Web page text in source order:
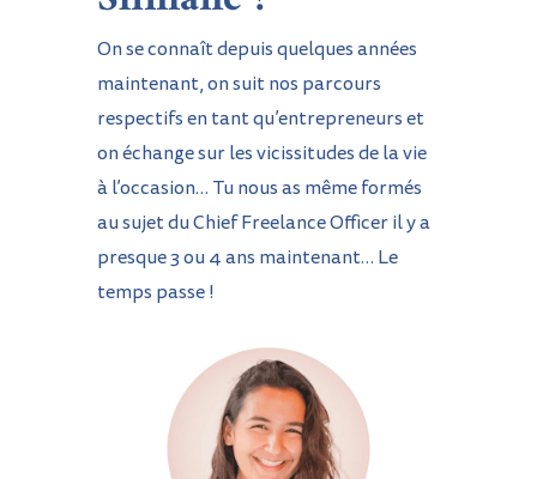
On se connaît depuis quelques années
maintenant, on suit nos parcours
respectifs en tant qu’entrepreneurs et
on échange sur les vicissitudes de la vie
à l’occasion… Tu nous as même formés
au sujet du Chief Freelance Officer il y a
presque 3 ou 4 ans maintenant… Le
temps passe !